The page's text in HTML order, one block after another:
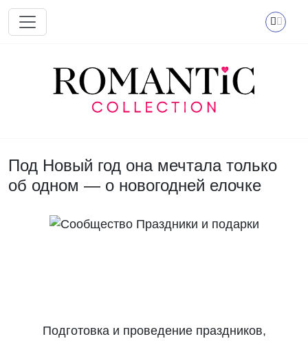
Перейти к основному содержанию
Под Новый год она мечтала только
об одном — о новогодней елочке
Подготовка и проведение праздников,